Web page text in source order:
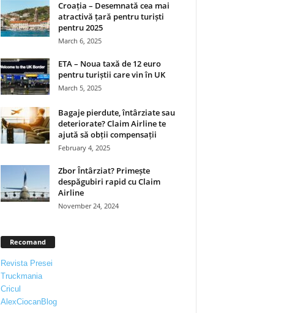
Croația – Desemnată cea mai
atractivă țară pentru turiști
pentru 2025
March 6, 2025
ETA – Noua taxă de 12 euro
pentru turiștii care vin în UK
March 5, 2025
Bagaje pierdute, întârziate sau
deteriorate? Claim Airline te
ajută să obții compensații
February 4, 2025
Zbor Întârziat? Primește
despăgubiri rapid cu Claim
Airline
November 24, 2024
Recomand
Revista Presei
Truckmania
Cricul
AlexCiocanBlog